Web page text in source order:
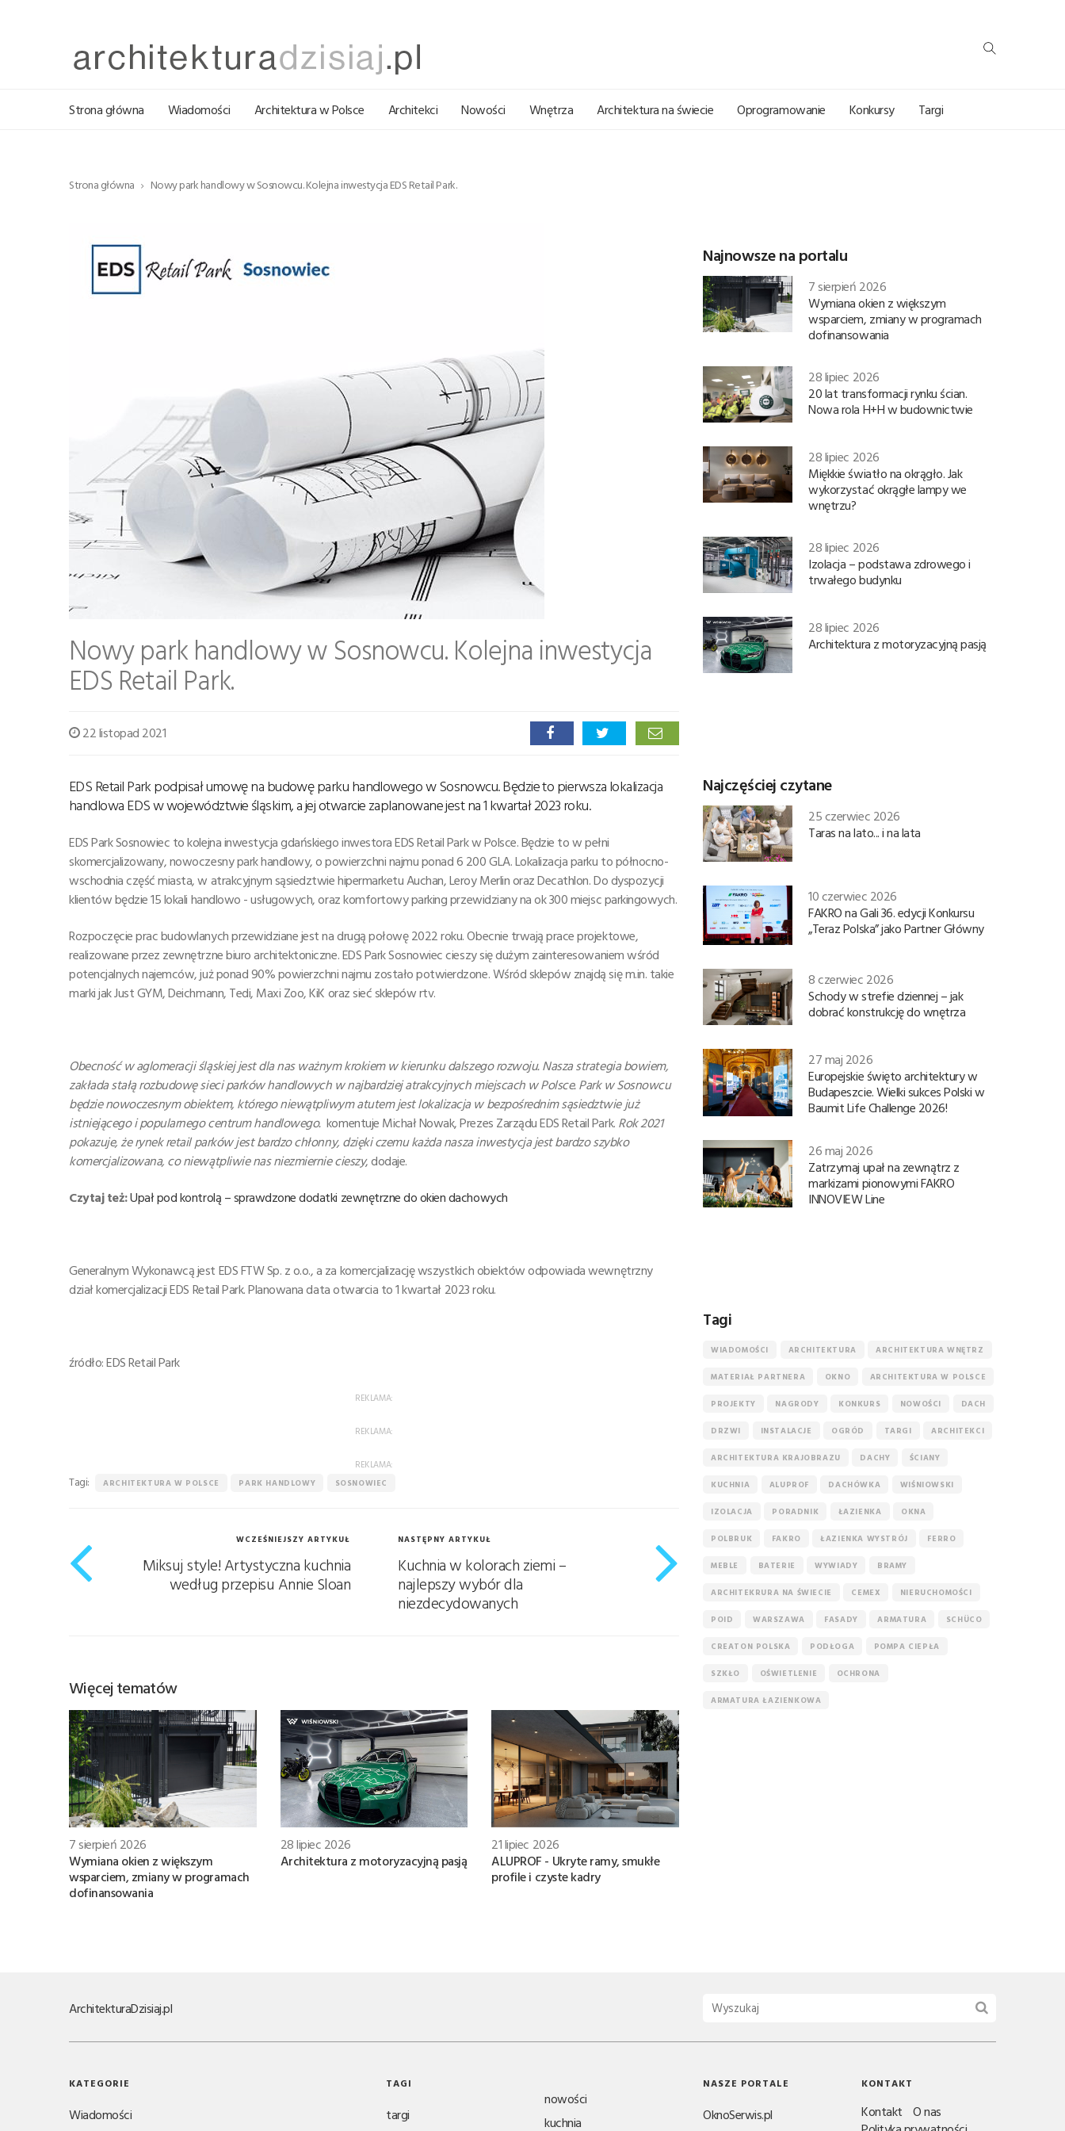
Strona główna Wiadomości Architektura w Polsce Architekci Nowości Wnętrza Architektura na świecie Oprogramowanie Konkursy Targi
Strona główna Nowy park handlowy w Sosnowcu. Kolejna inwestycja EDS Retail Park.
Nowy park handlowy w Sosnowcu. Kolejna inwestycja
EDS Retail Park.
22 listopad 2021
EDS Retail Park podpisał umowę na budowę parku handlowego w Sosnowcu. Będzie to pierwsza lokalizacja
handlowa EDS w województwie śląskim, a jej otwarcie zaplanowane jest na 1 kwartał 2023 roku.
EDS Park Sosnowiec to kolejna inwestycja gdańskiego inwestora EDS Retail Park w Polsce. Będzie to w pełni
skomercjalizowany, nowoczesny park handlowy, o powierzchni najmu ponad 6 200 GLA. Lokalizacja parku to północno-
wschodnia część miasta, w atrakcyjnym sąsiedztwie hipermarketu Auchan, Leroy Merlin oraz Decathlon. Do dyspozycji
klientów będzie 15 lokali handlowo - usługowych, oraz komfortowy parking przewidziany na ok 300 miejsc parkingowych.
Rozpoczęcie prac budowlanych przewidziane jest na drugą połowę 2022 roku. Obecnie trwają prace projektowe,
realizowane przez zewnętrzne biuro architektoniczne. EDS Park Sosnowiec cieszy się dużym zainteresowaniem wśród
potencjalnych najemców, już ponad 90% powierzchni najmu zostało potwierdzone. Wśród sklepów znajdą się m.in. takie
marki jak Just GYM, Deichmann, Tedi, Maxi Zoo, KiK oraz sieć sklepów rtv.
Obecność w aglomeracji śląskiej jest dla nas ważnym krokiem w kierunku dalszego rozwoju. Nasza strategia bowiem,
zakłada stałą rozbudowę sieci parków handlowych w najbardziej atrakcyjnych miejscach w Polsce. Park w Sosnowcu
będzie nowoczesnym obiektem, którego niewątpliwym atutem jest lokalizacja w bezpośrednim sąsiedztwie już
istniejącego i popularnego centrum handlowego. komentuje Michał Nowak, Prezes Zarządu EDS Retail Park. Rok 2021
pokazuje, że rynek retail parków jest bardzo chłonny, dzięki czemu każda nasza inwestycja jest bardzo szybko
komercjalizowana, co niewątpliwie nas niezmiernie cieszy, dodaje.
Czytaj też:Upał pod kontrolą – sprawdzone dodatki zewnętrzne do okien dachowych
Generalnym Wykonawcą jest EDS FTW Sp. z o.o., a za komercjalizację wszystkich obiektów odpowiada wewnętrzny
dział komercjalizacji EDS Retail Park. Planowana data otwarcia to 1 kwartał 2023 roku.
źródło: EDS Retail Park
REKLAMA:
REKLAMA:
REKLAMA:
Tagi: ARCHITEKTURA W POLSCE PARK HANDLOWY SOSNOWIEC
WCZEŚNIEJSZY ARTYKUŁ
Miksuj style! Artystyczna kuchnia
według przepisu Annie Sloan
NASTĘPNY ARTYKUŁ
Kuchnia w kolorach ziemi –
najlepszy wybór dla
niezdecydowanych
Więcej tematów
7 sierpień 2026
Wymiana okien z większym
wsparciem, zmiany w programach
dofinansowania
28 lipiec 2026
Architektura z motoryzacyjną pasją
21 lipiec 2026
ALUPROF - Ukryte ramy, smukłe
profile i czyste kadry
Najnowsze na portalu
7 sierpień 2026
Wymiana okien z większym
wsparciem, zmiany w programach
dofinansowania
28 lipiec 2026
20 lat transformacji rynku ścian.
Nowa rola H+H w budownictwie
28 lipiec 2026
Miękkie światło na okrągło. Jak
wykorzystać okrągłe lampy we
wnętrzu?
28 lipiec 2026
Izolacja – podstawa zdrowego i
trwałego budynku
28 lipiec 2026
Architektura z motoryzacyjną pasją
Najczęściej czytane
25 czerwiec 2026
Taras na lato... i na lata
10 czerwiec 2026
FAKRO na Gali 36. edycji Konkursu
„Teraz Polska” jako Partner Główny
8 czerwiec 2026
Schody w strefie dziennej – jak
dobrać konstrukcję do wnętrza
27 maj 2026
Europejskie święto architektury w
Budapeszcie. Wielki sukces Polski w
Baumit Life Challenge 2026!
26 maj 2026
Zatrzymaj upał na zewnątrz z
markizami pionowymi FAKRO
INNOVIEW Line
Tagi
WIADOMOŚCI ARCHITEKTURA ARCHITEKTURA WNĘTRZ
MATERIAŁ PARTNERA OKNO ARCHITEKTURA W POLSCE
PROJEKTY NAGRODY KONKURS NOWOŚCI DACH
DRZWI INSTALACJE OGRÓD TARGI ARCHITEKCI
ARCHITEKTURA KRAJOBRAZU DACHY ŚCIANY
KUCHNIA ALUPROF DACHÓWKA WIŚNIOWSKI
IZOLACJA PORADNIK ŁAZIENKA OKNA
POLBRUK FAKRO ŁAZIENKA WYSTRÓJ FERRO
MEBLE BATERIE WYWIADY BRAMY
ARCHITEKRURA NA ŚWIECIE CEMEX NIERUCHOMOŚCI
POID WARSZAWA FASADY ARMATURA SCHÜCO
CREATON POLSKA PODŁOGA POMPA CIEPŁA
SZKŁO OŚWIETLENIE OCHRONA
ARMATURA ŁAZIENKOWA
ArchitekturaDzisiaj.pl
KATEGORIE
Wiadomości
TAGI
targi
nowości
kuchnia
NASZE PORTALE
OknoSerwis.pl
KONTAKT
Kontakt O nas